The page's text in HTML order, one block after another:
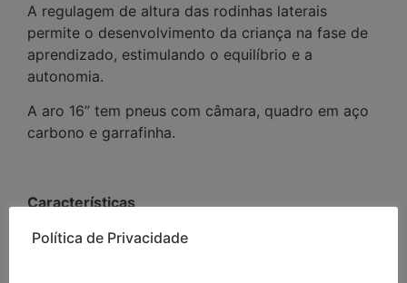
A regulagem de altura das rodinhas laterais
permite o desenvolvimento da criança na fase de
aprendizado, estimulando o equilíbrio e a
autonomia.
A aro 16” tem pneus com câmara, quadro em aço
carbono e garrafinha.
Características
Quadro, garfo e guidão em aço carbono;
Política de Privacidade